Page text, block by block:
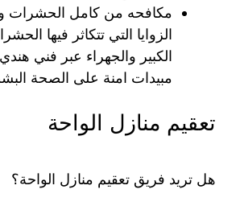
مكافحه من كامل الحشرات
الزوايا التي تتكاثر فيها
الكبير والجهراء عبر فني
مبيدات امنة على الصحة
تعقيم منازل الواحة
هل تريد فريق تعقيم منازل الواحة؟